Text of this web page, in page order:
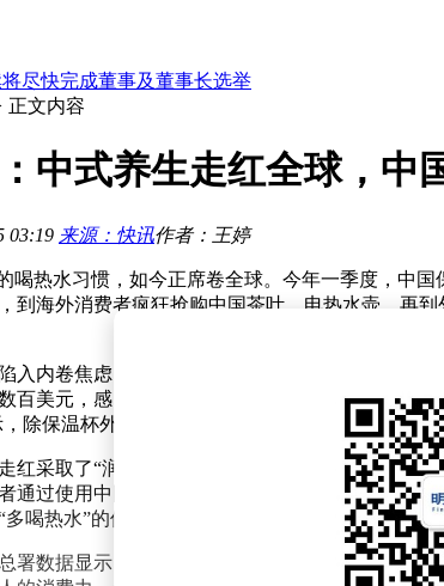
开启新篇章
尽快完成董事及董事长选举
锚定长期技术突破
副董事长及总经理
增速远难跟上
蒸馏捷径谋长远发展
正文内容
中式养生走红全球，中
03:19 来源：快讯作者：王婷
喝热水习惯，如今正席卷全球。今年一季度，中
，到海外消费者疯狂抢购中国茶叶、电热水壶，
入内卷焦虑，西方传统的高强度健身和昂贵保健
百美元，感冒频率明显下降；英国女性反馈，戒
除保温杯外，一季度中国茶叶出口达27亿元，电
红采取了“润物细无声”的策略。京剧、功夫等传
通过使用中国日用品，在晨起喝热水、睡前泡脚
喝热水”的保温杯自拍时，中国文化已完成了一次
署数据显示，今年一季度来华体验的外国游客数